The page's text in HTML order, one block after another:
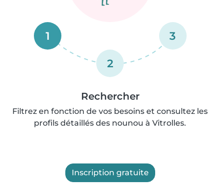
1
2
3
Rechercher
Filtrez en fonction de vos besoins et consultez les
profils détaillés des nounou à Vitrolles.
Inscription gratuite